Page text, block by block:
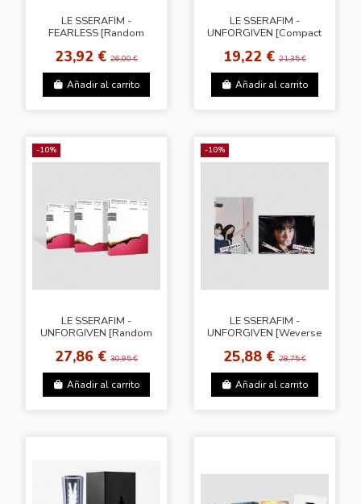
LE SSERAFIM -
FEARLESS [Random
23,92 €26,00 €
Añadir al carrito
LE SSERAFIM -
UNFORGIVEN [Compact
19,22 €21,35 €
Añadir al carrito
-10%
LE SSERAFIM -
UNFORGIVEN [Random
27,86 €30,95 €
Añadir al carrito
-10%
LE SSERAFIM -
UNFORGIVEN [Weverse
Cover]
25,88 €28,75 €
Añadir al carrito